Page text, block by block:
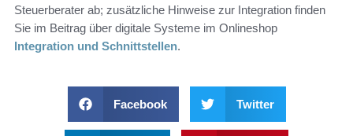
Steuerberater ab; zusätzliche Hinweise zur Integration finden
Sie im Beitrag über digitale Systeme im Onlineshop
Integration und Schnittstellen.
Facebook Twitter